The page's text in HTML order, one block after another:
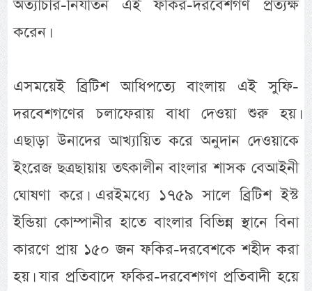
অত্যাচার-নির্যাতন এই ফকির-দরবেশগণ প্রত্যক্ষ
করেন।
এসময়েই ব্রিটিশ আধিপত্যে বাংলায় এই সুফি-
দরবেশগণের চলাফেরায় বাধা দেওয়া শুরু হয়।
এছাড়া উনাদের আখ্যায়িত করে অনুদান দেওয়াকে
ইংরেজ ছত্রছায়ায় তৎকালীন বাংলার শাসক বেআইনী
ঘোষণা করে। এরইমধ্যে ১৭৫৯ সালে ব্রিটিশ ইস্ট
ইন্ডিয়া কোম্পানীর হাতে বাংলার বিভিন্ন স্থানে বিনা
কারণে প্রায় ১৫০ জন ফকির-দরবেশকে শহীদ করা
হয়। যার প্রতিবাদে ফকির-দরবেশগণ প্রতিবাদী হয়ে